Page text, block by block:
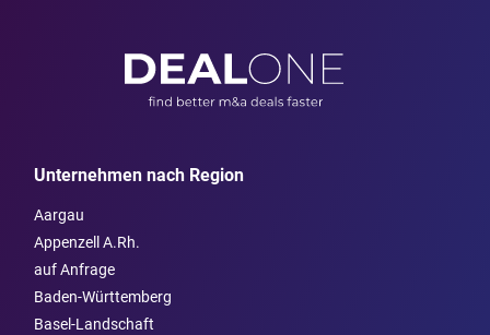
Unternehmen nach Region
Aargau
Appenzell A.Rh.
auf Anfrage
Baden-Württemberg
Basel-Landschaft